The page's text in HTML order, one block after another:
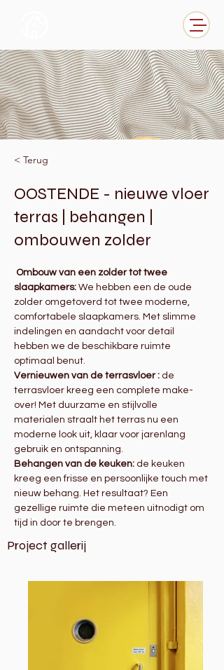
< Terug
OOSTENDE - nieuwe vloer
terras | behangen |
ombouwen zolder
Ombouw van een zolder tot twee
slaapkamers: We hebben een de oude
zolder omgetoverd tot twee moderne,
comfortabele slaapkamers. Met slimme
indelingen en aandacht voor detail
hebben we de beschikbare ruimte
optimaal benut.
Vernieuwen van de terrasvloer : de
terrasvloer kreeg een complete make-
over! Met duurzame en stijlvolle
materialen straalt het terras nu een
moderne look uit, klaar voor jarenlang
gebruik en ontspanning.
Behangen van de keuken: de keuken
kreeg een frisse en persoonlijke touch met
nieuw behang. Het resultaat? Een
gezellige ruimte die meteen uitnodigt om
tijd in door te brengen.
Project gallerij